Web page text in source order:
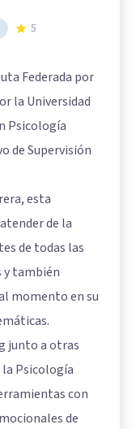
5
Federada por
la Universidad
Psicología
de Supervisión
esta
de la
de todas las
y también
momento en su
junto a otras
Psicología
con
de